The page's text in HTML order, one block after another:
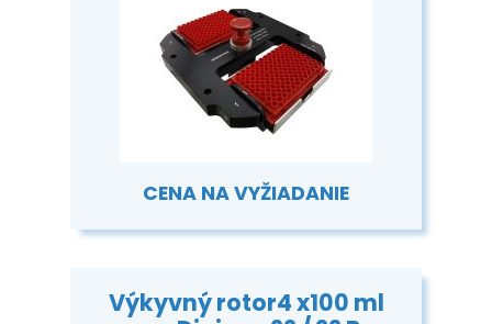
CENA NA VYŽIADANIE
Výkyvný rotor4 x100 ml